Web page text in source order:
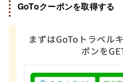
GoToクーポンを取得する